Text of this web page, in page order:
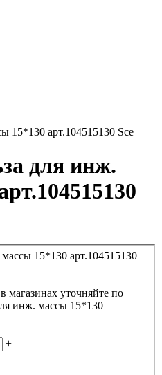
15*130 арт.104515130 Sce
для инж.
магазинах уточняйте по
инж. массы 15*130
+